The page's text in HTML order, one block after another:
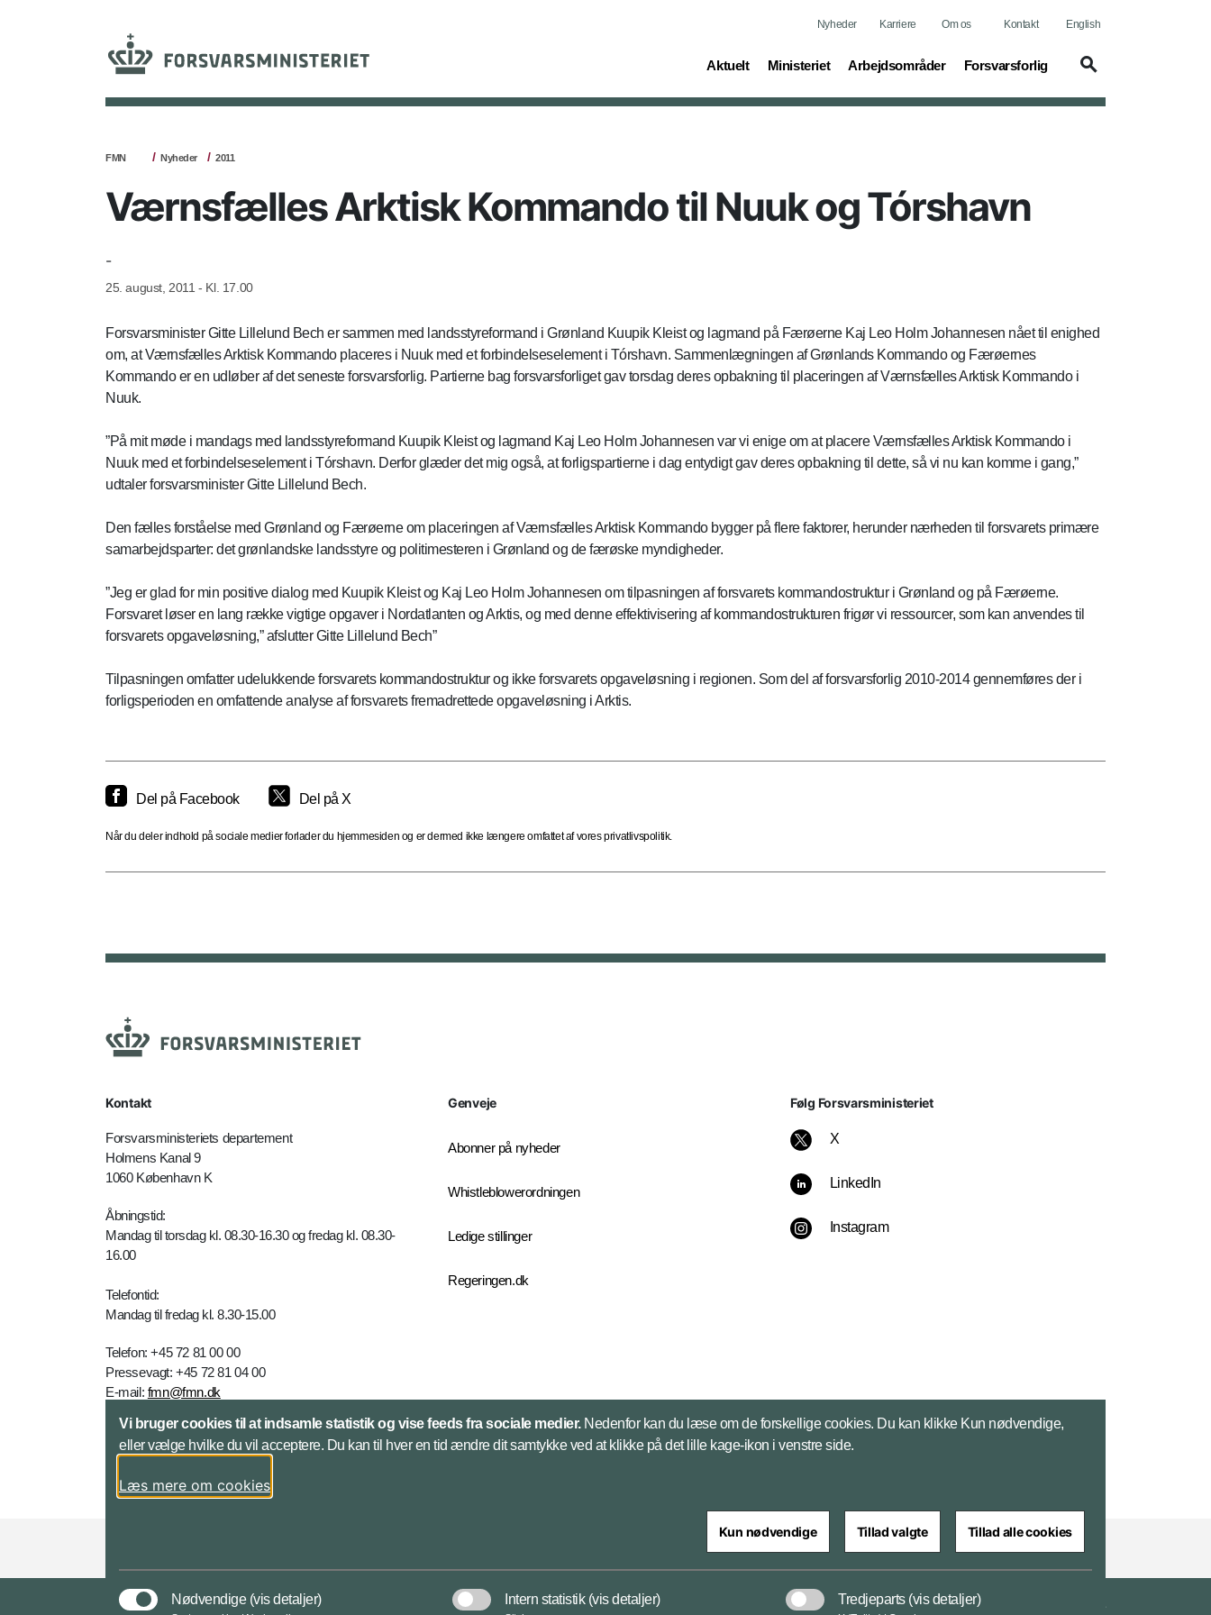
Nyheder Karriere Om os Kontakt English
Aktuelt
(current) Ministeriet
(current) Arbejdsområder
(current) Forsvarsforlig
(current)
FMN Nyheder 2011
Værnsfælles Arktisk Kommando til Nuuk og Tórshavn
-
25. august, 2011 - Kl. 17.00
Forsvarsminister Gitte Lillelund Bech er sammen med landsstyreformand i Grønland Kuupik Kleist og lagmand på Færøerne Kaj Leo Holm Johannesen nået til enighed
om, at Værnsfælles Arktisk Kommando placeres i Nuuk med et forbindelseselement i Tórshavn. Sammenlægningen af Grønlands Kommando og Færøernes
Kommando er en udløber af det seneste forsvarsforlig. Partierne bag forsvarsforliget gav torsdag deres opbakning til placeringen af Værnsfælles Arktisk Kommando i
Nuuk.
”På mit møde i mandags med landsstyreformand Kuupik Kleist og lagmand Kaj Leo Holm Johannesen var vi enige om at placere Værnsfælles Arktisk Kommando i
Nuuk med et forbindelseselement i Tórshavn. Derfor glæder det mig også, at forligspartierne i dag entydigt gav deres opbakning til dette, så vi nu kan komme i gang,”
udtaler forsvarsminister Gitte Lillelund Bech.
Den fælles forståelse med Grønland og Færøerne om placeringen af Værnsfælles Arktisk Kommando bygger på flere faktorer, herunder nærheden til forsvarets primære
samarbejdsparter: det grønlandske landsstyre og politimesteren i Grønland og de færøske myndigheder.
”Jeg er glad for min positive dialog med Kuupik Kleist og Kaj Leo Holm Johannesen om tilpasningen af forsvarets kommandostruktur i Grønland og på Færøerne.
Forsvaret løser en lang række vigtige opgaver i Nordatlanten og Arktis, og med denne effektivisering af kommandostrukturen frigør vi ressourcer, som kan anvendes til
forsvarets opgaveløsning,” afslutter Gitte Lillelund Bech”
Tilpasningen omfatter udelukkende forsvarets kommandostruktur og ikke forsvarets opgaveløsning i regionen. Som del af forsvarsforlig 2010-2014 gennemføres der i
forligsperioden en omfattende analyse af forsvarets fremadrettede opgaveløsning i Arktis.
Del på Facebook Del på X
Når du deler indhold på sociale medier forlader du hjemmesiden og er dermed ikke længere omfattet af vores privatlivspolitik.
Kontakt
Forsvarsministeriets departement
Holmens Kanal 9
1060 København K
Åbningstid:
Mandag til torsdag kl. 08.30-16.30 og fredag kl. 08.30-
16.00
Telefontid:
Mandag til fredag kl. 8.30-15.00
Telefon: +45 72 81 00 00
Pressevagt: +45 72 81 04 00
E-mail: fmn@fmn.dk
Yderligere kontaktinfo
Genveje
Abonner på nyheder
Whistleblowerordningen
Ledige stillinger
Regeringen.dk
Følg Forsvarsministeriet
X
LinkedIn
Instagram
Cookies Tilgængelighedserklæring
Vi bruger cookies til at indsamle statistik og vise feeds fra sociale medier.Nedenfor kan du læse om de forskellige cookies. Du kan klikke Kun nødvendige,
eller vælge hvilke du vil acceptere. Du kan til hver en tid ændre dit samtykke ved at klikke på det lille kage-ikon i venstre side.
Læs mere om cookies
Kun nødvendige Tillad valgte Tillad alle cookies
Nødvendige (vis detaljer) Intern statistik (vis detaljer) Tredjeparts (vis detaljer)